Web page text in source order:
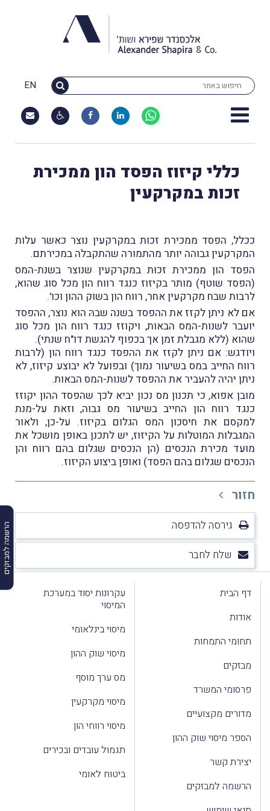
EN
הרשמה למבזקים
כללי קיזוז הפסד הון ממכירת
זכות במקרקעין
ככלל, הפסד ממכירת זכות במקרקעין נוצר כאשר עלות
המקרקעין גבוהה יותר מהתמורה שהתקבלה במכירתם.
הפסד הון ממכירת זכוּת במקרקעין שנוצר בשנת-המס
(הפסד שוטף) מותר בקיזוז כנגד רווח הון מכל סוג שהוא,
לרבות שבח מקרקעין אחר, רווח הון בשוק ההון וכו'.
אם לא ניתן לקזז את ההפסד בשנה שבהּ הוא נוצר, ההפסד
יועבר לשנות-המס הבאות, ויקוזז כנגד רווח הון מכל סוג
שהוא (ללא מגבלת זמן אך בכפוף להגשת דו"ח שנתי).
ויודגש: אם ניתן לקזז את ההפסד כנגד רווח הון (לרבות
רווח החייב במס בשיעור נמוך) ובפועל לא יבוצע קיזוז, לא
ניתן יהיה להעביר את ההפסד לשנות-המס הבאות.
מובן אפוא, כי תכנון מס נכון יביא לכך שהפסד ההון יקוזז
כנגד רווח הון החייב בשיעור מס גבוה, וזאת על-מנת
למקסם את חיסכון המס הגלום בקיזוז. על-כן, ולאור
המגבלות המוטלות על הקיזוז, יש לתכנן באופן מושכל את
מועד מכירת הנכסים (הן הנכסים שגלום בהם רווח והן
הנכסים שגלום בהם הפסד) ואופן ביצוע הקיזוז.
חזור
גירסה להדפסה
שלח לחבר
דף הבית
אודות
תחומי התמחות
מבזקים
פרסומי המשרד
מדורים מקצועיים
הספר מיסוי שוק ההון
יצירת קשר
הרשמה למבזקים
עקרונות יסוד במערכת
המיסוי
מיסוי בינלאומי
מיסוי שוק ההון
מס ערך מוסף
מיסוי מקרקעין
מיסוי רווחי הון
תגמול עובדים ובכירים
ביטוח לאומי